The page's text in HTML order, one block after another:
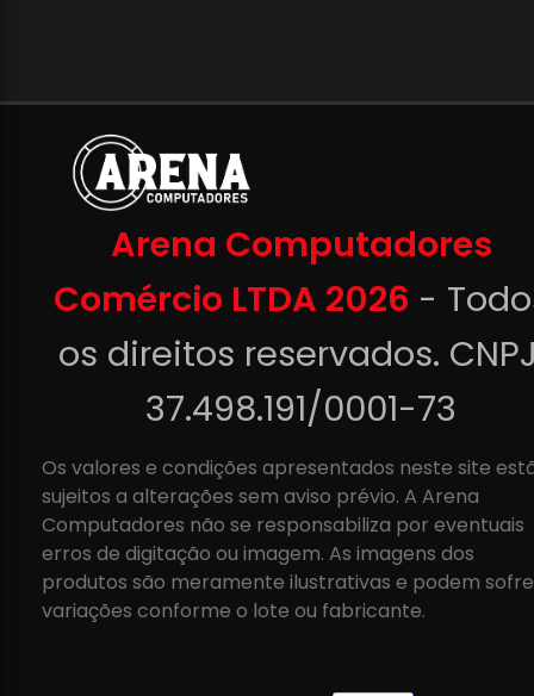
Arena Computadores
Comércio LTDA 2026 -
os direitos reservados.
37.498.191/0001-73
Os valores e condições apresentados neste site
sujeitos a alterações sem aviso prévio. A Arena
Computadores não se responsabiliza por eventuais
erros de digitação ou imagem. As imagens dos
produtos são meramente ilustrativas e podem
variações conforme o lote ou fabricante.